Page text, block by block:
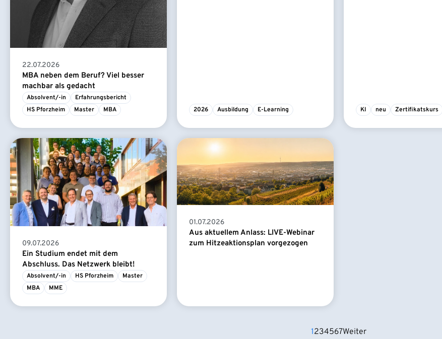
22.07.2026
MBA neben dem Beruf? Viel besser
machbar als gedacht
Absolvent/-in
Erfahrungsbericht
HS Pforzheim
Master MBA 2026 Ausbildung E-Learning KI neu Zertifikatskurs
09.07.2026
Ein Studium endet mit dem
Abschluss. Das Netzwerk bleibt!
Absolvent/-in HS Pforzheim
Master
MBA
MME
01.07.2026
Aus aktuellem Anlass: LIVE-Webinar
zum Hitzeaktionsplan vorgezogen
1234567Weiter